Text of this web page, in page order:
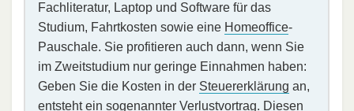
Fachliteratur, Laptop und Software für das
Studium, Fahrtkosten sowie eine Homeoffice-
Pauschale. Sie profitieren auch dann, wenn Sie
im Zweitstudium nur geringe Einnahmen haben:
Geben Sie die Kosten in der Steuererklärung an,
entsteht ein sogenannter Verlustvortrag. Diesen